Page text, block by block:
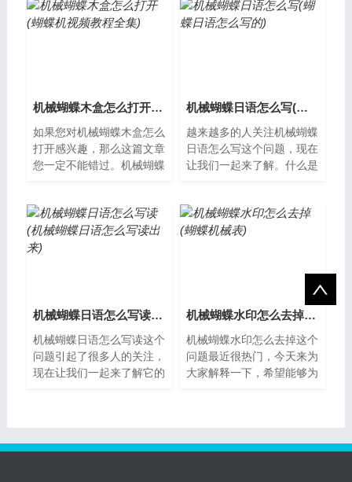
用于控制管...
是一种艺术...
机械蝴蝶木盒怎么打开(蝴蝶机视频教程全集)
如果您对机械蝴蝶木盒怎么
打开感兴趣，那么这篇文章
您一定不能错过。机械蝴蝶
优质木材制...
机械蝴蝶日语怎么写(蝴蝶日语怎么写的)
越来越多的人关注机械蝴蝶
日语怎么写这个问题，现在
让我们一起来了解。什么是
蝴蝶飞舞。...
机械蝴蝶日语怎么写读(机械蝴蝶日语怎么写读出来)
机械蝴蝶日语怎么写读这个
问题引起了很多人的关注，
现在让我们一起来了解它的
机械蝴蝶水印怎么去掉(蝴蝶机械表)
机械蝴蝶水印怎么去掉这个
问题最近很热门，今天来为
大家解释一下，希望能够为